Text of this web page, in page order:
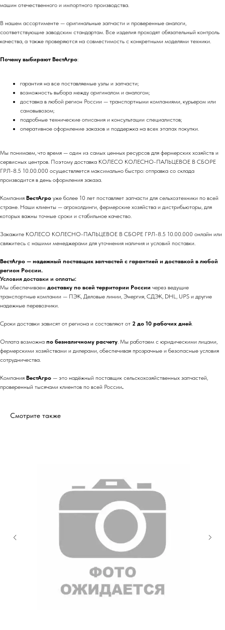
машин отечественного и импортного производства.
В нашем ассортименте — оригинальные запчасти и проверенные аналоги,
соответствующие заводским стандартам. Все изделия проходят обязательный контроль
качества, а также проверяются на совместимость с конкретными моделями техники.
Почему выбирают ВестАгро:
гарантия на все поставляемые узлы и запчасти;
возможность выбора между оригиналом и аналогом;
доставка в любой регион России — транспортными компаниями, курьером или
самовывозом;
подробные технические описания и консультации специалистов;
оперативное оформление заказов и поддержка на всех этапах покупки.
Мы понимаем, что время — один из самых ценных ресурсов для фермерских хозяйств и
сервисных центров. Поэтому доставка КОЛЕСО КОЛЕСНО-ПАЛЬЦЕВОЕ В СБОРЕ
ГРЛ-8.5 10.00.000 осуществляется максимально быстро: отправка со склада
производится в день оформления заказа.
Компания ВестАгро уже более 10 лет поставляет запчасти для сельхозтехники по всей
стране. Наши клиенты — агрохолдинги, фермерские хозяйства и дистрибьюторы, для
которых важны точные сроки и стабильное качество.
Закажите КОЛЕСО КОЛЕСНО-ПАЛЬЦЕВОЕ В СБОРЕ ГРЛ-8.5 10.00.000 онлайн или
свяжитесь с нашими менеджерами для уточнения наличия и условий поставки.
ВестАгро — надежный поставщик запчастей с гарантией и доставкой в любой
регион России.
Условия доставки и оплаты:
Мы обеспечиваем доставку по всей территории России через ведущие
транспортные компании — ПЭК, Деловые линии, Энергия, СДЭК, DHL, UPS и другие
надежные перевозчики.
Сроки доставки зависят от региона и составляют от 2 до 10 рабочих дней.
Оплата возможна по безналичному расчету. Мы работаем с юридическими лицами,
фермерскими хозяйствами и дилерами, обеспечивая прозрачные и безопасные условия
сотрудничества.
Компания ВестАгро — это надёжный поставщик сельскохозяйственных запчастей,
проверенный тысячами клиентов по всей России.
Смотрите также